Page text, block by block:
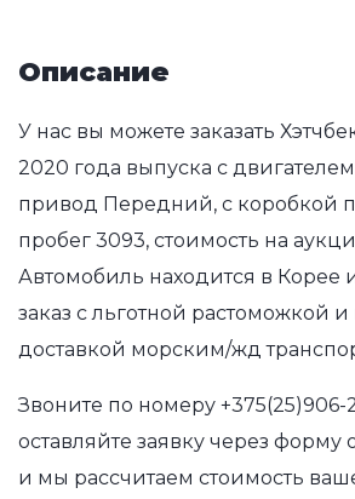
Описание
У нас вы можете заказать
2020 года выпуска с
привод Передний, с коробкой
пробег 3093, стоимость на
Автомобиль находится в Корее
заказ с льготной растоможкой
доставкой морским/жд
Звоните по номеру +375(25)906-
оставляйте заявку через форму
и мы рассчитаем стоимость